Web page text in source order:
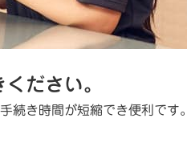
ださい。
続き時間が短縮でき便利です。